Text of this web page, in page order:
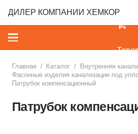
ДИЛЕР КОМПАНИИ ХЕМКОР
Главная / Каталог / Внутренняя
Фасонные изделия канализации под
Патрубок компенсационный
Патрубок